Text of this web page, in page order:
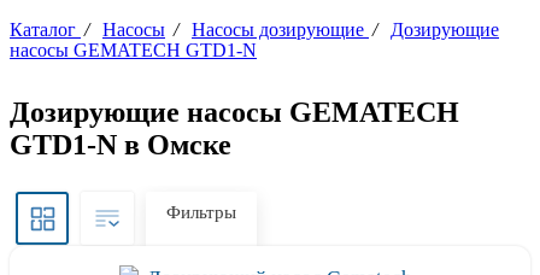
Каталог / Насосы / Насосы дозирующие / Дозирующие
насосы GEMATECH GTD1-N
Дозирующие насосы GEMATECH
GTD1-N в Омске
Фильтры